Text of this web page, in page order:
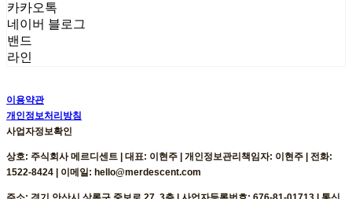
카카오톡
네이버 블로그
밴드
라인
이용약관
개인정보처리방침
사업자정보확인
상호: 주식회사 메르디센트 | 대표: 이현주 | 개인정보관리책임자: 이현주 | 전화:
1522-8424 | 이메일: hello@merdescent.com